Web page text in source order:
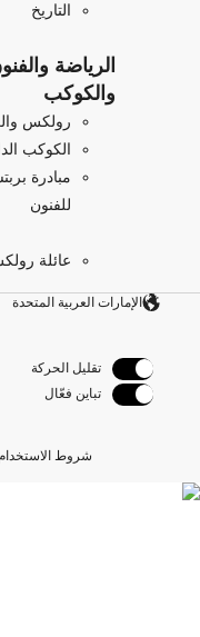
التاريخ
الرياضة
والكوكب
رولكس
الكوكب
مبادرة
للفنون
عائلة
الإمارات العربية المتحدة
تقليل الحركة
تباين فعّال
شروط الاستخدام